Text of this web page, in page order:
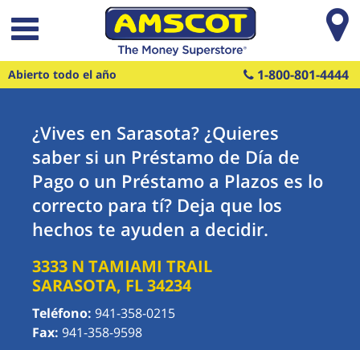
Saltar al contenido principal
Abierto todo el año 1-800-801-4444
¿Vives en Sarasota? ¿Quieres
saber si un Préstamo de Día de
Pago o un Préstamo a Plazos es lo
correcto para tí? Deja que los
hechos te ayuden a decidir.
3333 N TAMIAMI TRAIL
SARASOTA, FL34234
Teléfono: 941-358-0215
Fax: 941-358-9598